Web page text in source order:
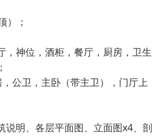
）；
，神位，酒柜，餐厅，厨房，卫生
公卫，主卧（带主卫），门厅上
说明、各层平面图、立面图x4、剖